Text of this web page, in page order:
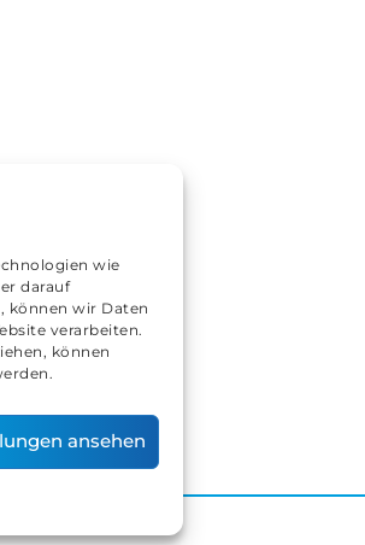
wie
darauf
können wir Daten
verarbeiten.
können
ansehen